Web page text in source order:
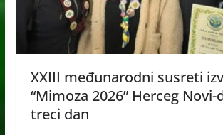
XXIII međunarodni susreti
“Mimoza 2026” Herceg Novi-
treci dan